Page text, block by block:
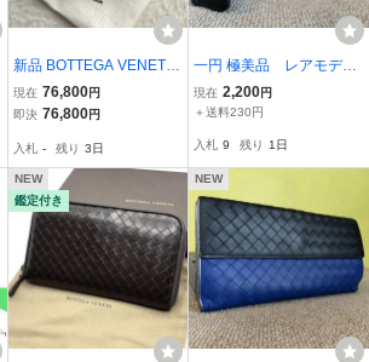
新品 BOTTEGA VENETA
ボッテガヴェネタ イント
レチャート ウォレット 2
ラス 743211VCPQ61027
現在 76,800円
即決 76,800円
入札 - 残り 3日
一円 極美品 レアモデ
ル ボッテガヴェネタBO
TTEGA VENETA ラウンド
チャート ロングウォレ
ット 箱付き
現在 2,200円
＋送料230円
入札 9 残り 1日
NEW
鑑定付き
NEW